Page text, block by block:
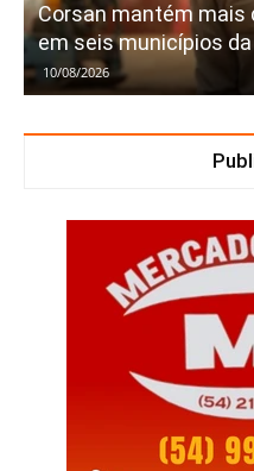
Corsan mantém mais
em seis municípios
10/08/2026